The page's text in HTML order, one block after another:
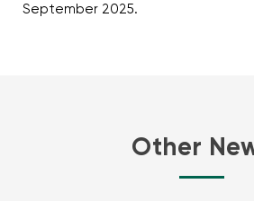
September 2025.
Other